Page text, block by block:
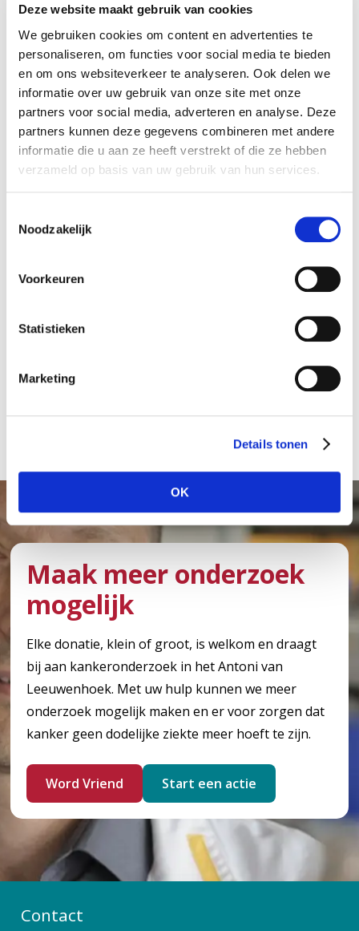
Deze website maakt gebruik van cookies
We gebruiken cookies om content en advertenties te
personaliseren, om functies voor social media te bieden
en om ons websiteverkeer te analyseren. Ook delen we
informatie over uw gebruik van onze site met onze
partners voor social media, adverteren en analyse. Deze
partners kunnen deze gegevens combineren met andere
informatie die u aan ze heeft verstrekt of die ze hebben
verzameld op basis van uw gebruik van hun services.
l
c
i
Noodzakelijk
Voorkeuren
Statistieken
Marketing
Details tonen
OK
Leeuwenhoek? Neem vrijblijvend contact met ons op.
Relatiemanager Claudia Berenstein denkt graag met u
mee!
E:c.berenstein@nki.nl
M: 06-22582550
Maak meer onderzoek
mogelijk
Elke donatie, klein of groot, is welkom en draagt
bij aan kankeronderzoek in het Antoni van
Leeuwenhoek. Met uw hulp kunnen we meer
onderzoek mogelijk maken en er voor zorgen dat
kanker geen dodelijke ziekte meer hoeft te zijn.
Word Vriend Start een actie
Contact